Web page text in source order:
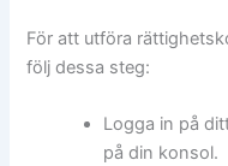
För att utföra
följ dessa steg:
Logga in på
på din konsol.